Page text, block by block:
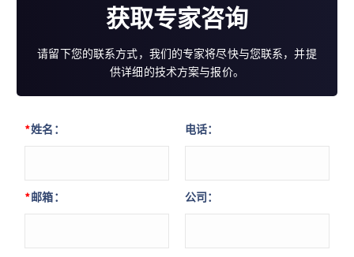
获取专家咨询
请留下您的联系方式，我们的专家将尽快与您联系，并提
供详细的技术方案与报价。
*姓名：
*邮箱：
电话：
公司：